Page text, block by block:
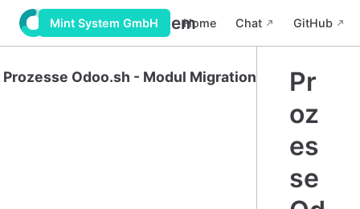
Wiki Mint System
Mint System GmbH Home Chat GitHub
Prozesse Odoo.sh - Modul Migration
Pr
oz
es
se